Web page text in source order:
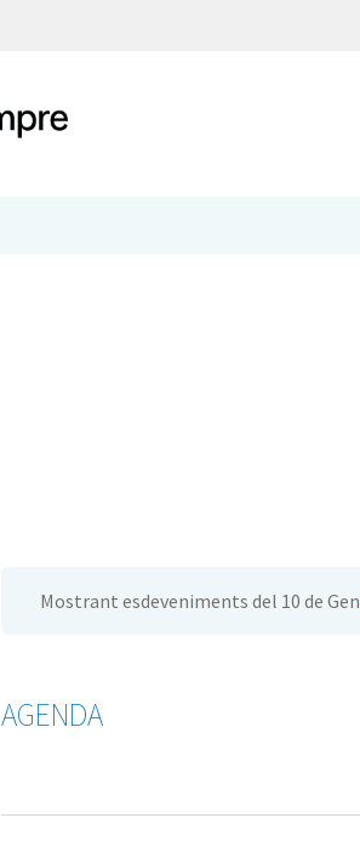
Mostrant esdeveniments del 10 de Gen
AGENDA